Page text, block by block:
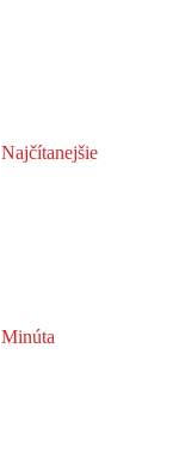
Najčítanejšie
Minúta